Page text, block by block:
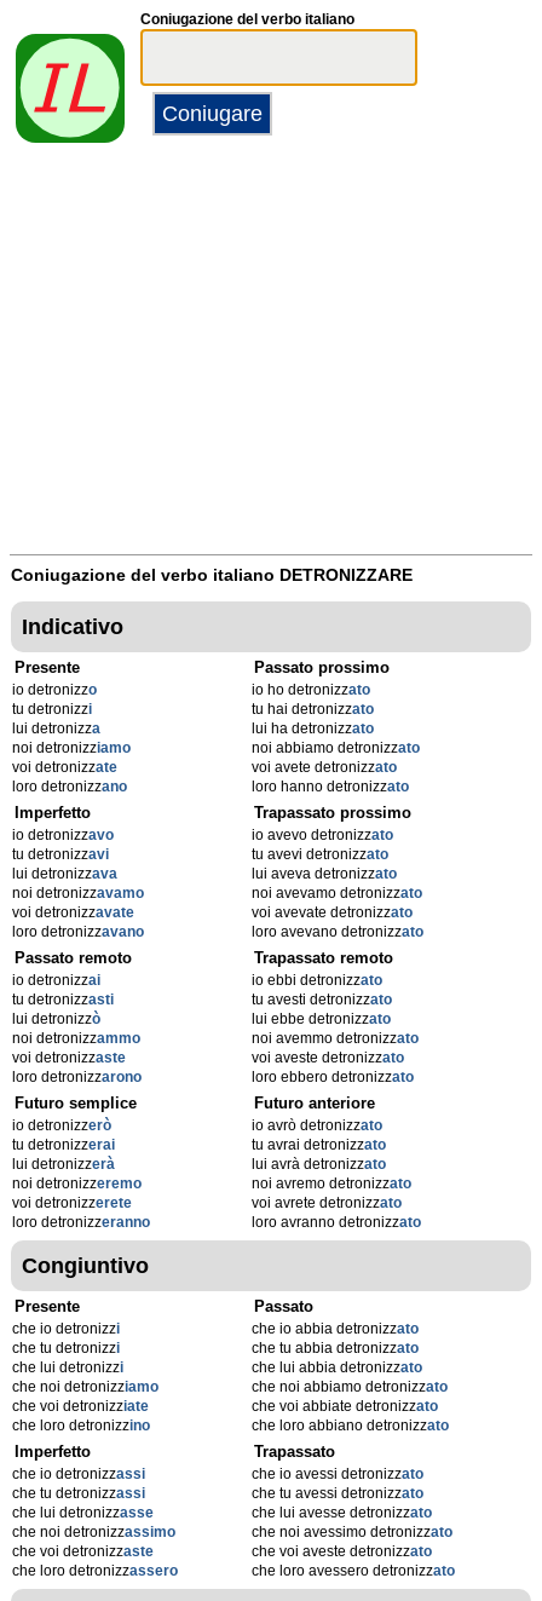
Coniugazione del verbo italiano
Coniugazione del verbo italiano DETRONIZZARE
Indicativo
Presente
io detronizzo
tu detronizzi
lui detronizza
noi detronizziamo
voi detronizzate
loro detronizzano
Passato prossimo
io ho detronizzato
tu hai detronizzato
lui ha detronizzato
noi abbiamo detronizzato
voi avete detronizzato
loro hanno detronizzato
Imperfetto
io detronizzavo
tu detronizzavi
lui detronizzava
noi detronizzavamo
voi detronizzavate
loro detronizzavano
Trapassato prossimo
io avevo detronizzato
tu avevi detronizzato
lui aveva detronizzato
noi avevamo detronizzato
voi avevate detronizzato
loro avevano detronizzato
Passato remoto
io detronizzai
tu detronizzasti
lui detronizzò
noi detronizzammo
voi detronizzaste
loro detronizzarono
Trapassato remoto
io ebbi detronizzato
tu avesti detronizzato
lui ebbe detronizzato
noi avemmo detronizzato
voi aveste detronizzato
loro ebbero detronizzato
Futuro semplice
io detronizzerò
tu detronizzerai
lui detronizzerà
noi detronizzeremo
voi detronizzerete
loro detronizzeranno
Futuro anteriore
io avrò detronizzato
tu avrai detronizzato
lui avrà detronizzato
noi avremo detronizzato
voi avrete detronizzato
loro avranno detronizzato
Congiuntivo
Presente
che io detronizzi
che tu detronizzi
che lui detronizzi
che noi detronizziamo
che voi detronizziate
che loro detronizzino
Passato
che io abbia detronizzato
che tu abbia detronizzato
che lui abbia detronizzato
che noi abbiamo detronizzato
che voi abbiate detronizzato
che loro abbiano detronizzato
Imperfetto
che io detronizzassi
che tu detronizzassi
che lui detronizzasse
che noi detronizzassimo
che voi detronizzaste
che loro detronizzassero
Trapassato
che io avessi detronizzato
che tu avessi detronizzato
che lui avesse detronizzato
che noi avessimo detronizzato
che voi aveste detronizzato
che loro avessero detronizzato